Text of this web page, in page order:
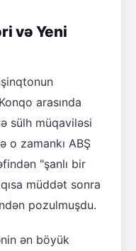
və Yeni
arasında
sülh müqaviləsi
o zamankı ABŞ
"şanlı bir
müddət sonra
pozulmuşdu.
ən böyük